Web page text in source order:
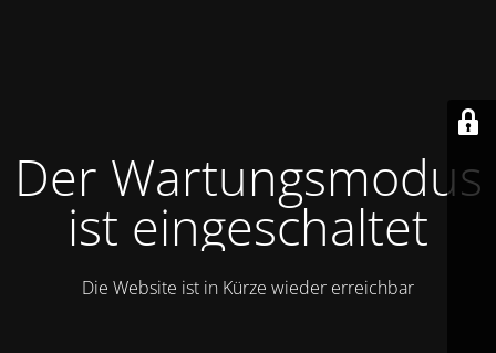
Der Wartungsmodus
ist eingeschaltet
Die Website ist in Kürze wieder erreichbar